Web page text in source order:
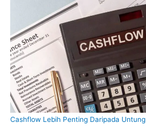
Cashflow Lebih Penting Daripada Untung